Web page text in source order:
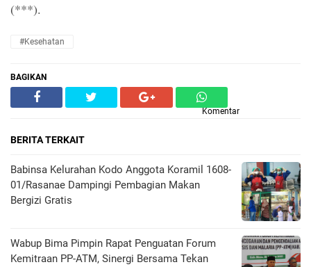
(***).
#Kesehatan
BAGIKAN
Komentar
BERITA TERKAIT
Babinsa Kelurahan Kodo Anggota Koramil 1608-
01/Rasanae Dampingi Pembagian Makan
Bergizi Gratis
Wabup Bima Pimpin Rapat Penguatan Forum
Kemitraan PP-ATM, Sinergi Bersama Tekan